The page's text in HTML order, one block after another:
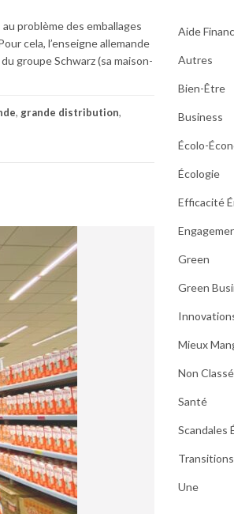
problème des emballages
cela, l’enseigne allemande
groupe Schwarz (sa maison-
, grande distribution,
Aide
Autres
Bien-Être
Business
Écolo-
Écologie
Efficacité
Green
Green
Mieux
Non Classé
Santé
Scandales
Transitions
Une